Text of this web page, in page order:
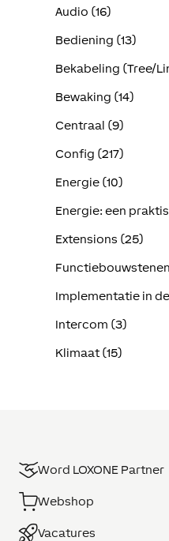
Audio (16)
Bediening (13)
Bekabeling (Tree/
Bewaking (14)
Centraal (9)
Config (217)
Energie (10)
Energie: een
Extensions (25)
Functiebouwstenen
Implementatie in
Intercom (3)
Klimaat (15)
Word LOXONE Partner
Webshop
Vacatures